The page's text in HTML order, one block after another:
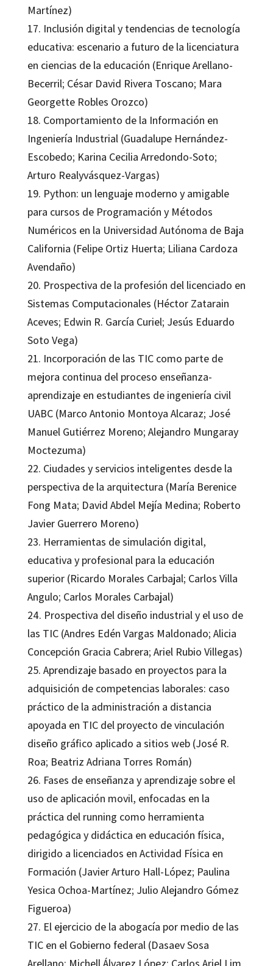
Martínez)
17. Inclusión digital y tendencias de tecnología
educativa: escenario a futuro de la licenciatura
en ciencias de la educación (Enrique Arellano-
Becerril; César David Rivera Toscano; Mara
Georgette Robles Orozco)
18. Comportamiento de la Información en
Ingeniería Industrial (Guadalupe Hernández-
Escobedo; Karina Cecilia Arredondo-Soto;
Arturo Realyvásquez-Vargas)
19. Python: un lenguaje moderno y amigable
para cursos de Programación y Métodos
Numéricos en la Universidad Autónoma de Baja
California (Felipe Ortiz Huerta; Liliana Cardoza
Avendaño)
20. Prospectiva de la profesión del licenciado en
Sistemas Computacionales (Héctor Zatarain
Aceves; Edwin R. García Curiel; Jesús Eduardo
Soto Vega)
21. Incorporación de las TIC como parte de
mejora continua del proceso enseñanza-
aprendizaje en estudiantes de ingeniería civil
UABC (Marco Antonio Montoya Alcaraz; José
Manuel Gutiérrez Moreno; Alejandro Mungaray
Moctezuma)
22. Ciudades y servicios inteligentes desde la
perspectiva de la arquitectura (María Berenice
Fong Mata; David Abdel Mejía Medina; Roberto
Javier Guerrero Moreno)
23. Herramientas de simulación digital,
educativa y profesional para la educación
superior (Ricardo Morales Carbajal; Carlos Villa
Angulo; Carlos Morales Carbajal)
24. Prospectiva del diseño industrial y el uso de
las TIC (Andres Edén Vargas Maldonado; Alicia
Concepción Gracia Cabrera; Ariel Rubio Villegas)
25. Aprendizaje basado en proyectos para la
adquisición de competencias laborales: caso
práctico de la administración a distancia
apoyada en TIC del proyecto de vinculación
diseño gráfico aplicado a sitios web (José R.
Roa; Beatriz Adriana Torres Román)
26. Fases de enseñanza y aprendizaje sobre el
uso de aplicación movil, enfocadas en la
práctica del running como herramienta
pedagógica y didáctica en educación física,
dirigido a licenciados en Actividad Física en
Formación (Javier Arturo Hall-López; Paulina
Yesica Ochoa-Martínez; Julio Alejandro Gómez
Figueroa)
27. El ejercicio de la abogacía por medio de las
TIC en el Gobierno federal (Dasaev Sosa